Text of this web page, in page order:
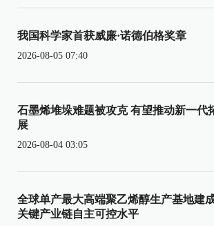
我国科学家首获威廉·诺德伯格奖章
2026-08-05 07:40
石墨烯堆垛难题被攻克 有望推动新一代
展
2026-08-04 03:05
全球单产最大高端聚乙烯醇生产基地建
关键产业链自主可控水平